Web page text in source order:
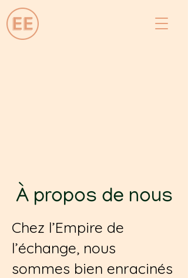
À propos de nous
Chez l’Empire de
l’échange, nous
sommes bien enracinés